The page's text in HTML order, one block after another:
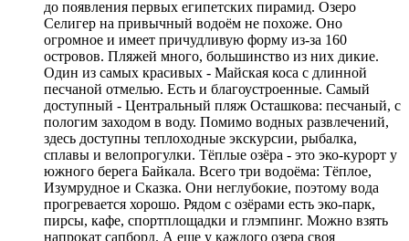
до появления первых египетских пирамид. Озеро
Селигер на привычный водоём не похоже. Оно
огромное и имеет причудливую форму из-за 160
островов. Пляжей много, большинство из них дикие.
Один из самых красивых - Майская коса с длинной
песчаной отмелью. Есть и благоустроенные. Самый
доступный - Центральный пляж Осташкова: песчаный, с
пологим заходом в воду. Помимо водных развлечений,
здесь доступны теплоходные экскурсии, рыбалка,
сплавы и велопрогулки. Тёплые озёра - это эко-курорт у
южного берега Байкала. Всего три водоёма: Тёплое,
Изумрудное и Сказка. Они неглубокие, поэтому вода
прогревается хорошо. Рядом с озёрами есть эко-парк,
пирсы, кафе, спортплощадки и глэмпинг. Можно взять
напрокат сапборд. А еще у каждого озера своя